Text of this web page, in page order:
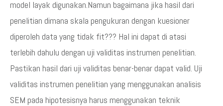
model layak digunakan.Namun bagaimana jika hasil dari
penelitian dimana skala pengukuran dengan kuesioner
diperoleh data yang tidak fit??? Hal ini dapat di atasi
terlebih dahulu dengan uji validitas instrumen penelitian.
Pastikan hasil dari uji validitas benar-benar dapat valid. Uji
validitas instrumen penelitian yang menggunakan analisis
SEM pada hipotesisnya harus menggunakan teknik